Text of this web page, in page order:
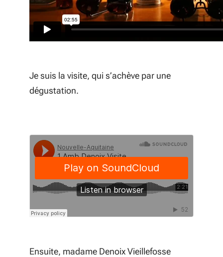
Je suis la visite, qui s’achève par une
dégustation.
Ensuite, madame Denoix Vieillefosse